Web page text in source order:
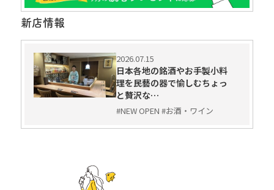
新店情報
2026.07.15
日本各地の銘酒やお手製小料
理を民藝の器で愉しむちょっ
と贅沢な…
#NEW OPEN #お酒・ワイン